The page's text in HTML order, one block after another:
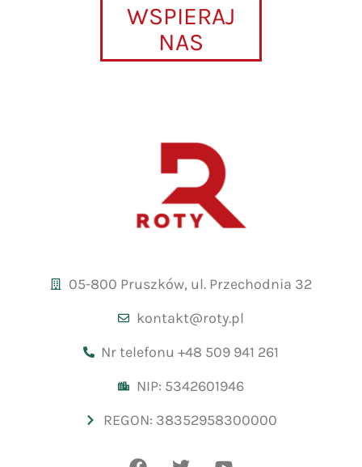
WSPIERAJ
NAS
05-800 Pruszków, ul. Przechodnia 32
kontakt@roty.pl
Nr telefonu +48 509 941 261
NIP: 5342601946
REGON: 38352958300000